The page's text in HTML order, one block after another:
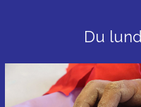
Du